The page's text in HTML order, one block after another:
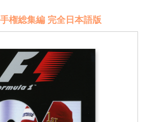
権総集編 完全日本語版